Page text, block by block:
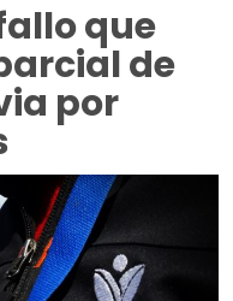
que
de
por